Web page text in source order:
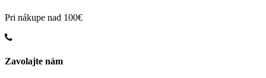
Pri nákupe nad 100€
Zavolajte nám